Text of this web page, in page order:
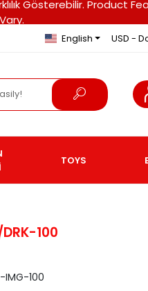
Gösterebilir.
English USD -
TOYS
100
IMG-100